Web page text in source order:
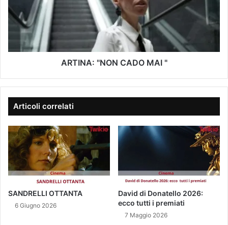
o
e
m
N
S
A
L
O
T
A
L
N
A
"
N
O
M
A
ARTINA: "NON CADO MAI "
Articoli correlati
SANDRELLI OTTANTA
6 Giugno 2026
David di Donatello 2026:
ecco tutti i premiati
7 Maggio 2026